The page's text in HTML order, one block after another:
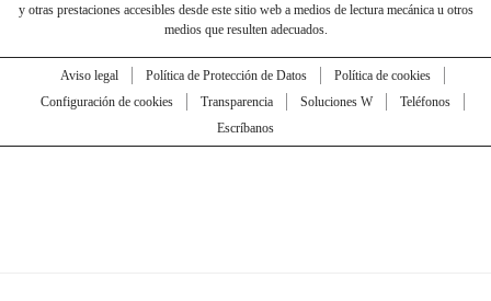
y otras prestaciones accesibles desde este sitio web a medios de lectura mecánica u otros
medios que resulten adecuados.
Aviso legal Política de Protección de Datos
Política de cookies
Configuración de cookies
Transparencia Soluciones W
Teléfonos
Escríbanos